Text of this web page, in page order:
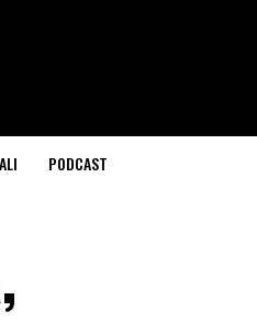
PODCAST